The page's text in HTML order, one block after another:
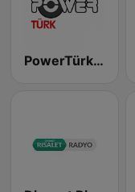
PowerTürk Akustik